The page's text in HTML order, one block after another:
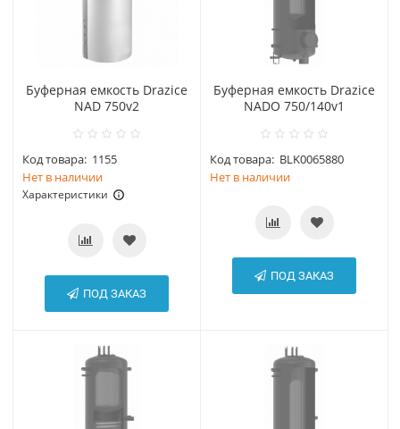
Буферная емкость Drazice
NAD 750v2
Код товара: 1155
Нет в наличии
Характеристики
ПОД ЗАКАЗ
Буферная емкость Drazice
NADO 750/140v1
Код товара: BLK0065880
Нет в наличии
ПОД ЗАКАЗ